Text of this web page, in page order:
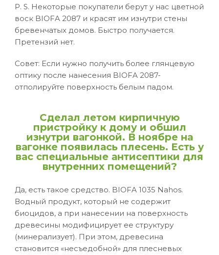
Р. S. Некоторые покупатели берут у нас цветной
воск BIOFA 2087 и красят им изнутри стены
бревенчатых домов. Быстро получается.
Претензий нет.
Совет: Если нужно получить более глянцевую
оптику после нанесения BIOFA 2087-
отполируйте поверхность белым падом.
Сделал летом кирпичную
пристройку к дому и обшил
изнутри вагонкой. В ноябре на
вагонке появилась плесень. Есть у
вас специальные антисептики для
внутренних помещений?
Да, есть такое средство. BIOFA 1035 Nahos.
Водный продукт, который не содержит
биоцидов, а при нанесении на поверхность
древесины модифицирует ее структуру
(минерализует). При этом, древесина
становится «несъедобной» для плесневых